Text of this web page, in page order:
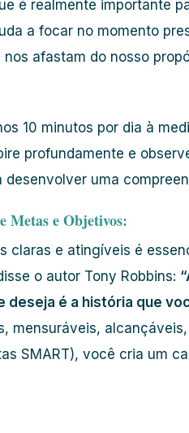
é realmente importante
a focar no momento
afastam do nosso
10 minutos por dia à
profundamente e
desenvolver uma
Metas e Objetivos:
claras e atingíveis é
o autor Tony Robbins:
deseja é a história que
mensuráveis,
SMART), você cria um